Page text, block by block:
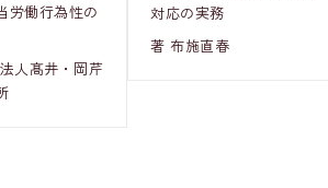
労働行為性の
人髙井・岡芹
対応の実務
著 布施直春